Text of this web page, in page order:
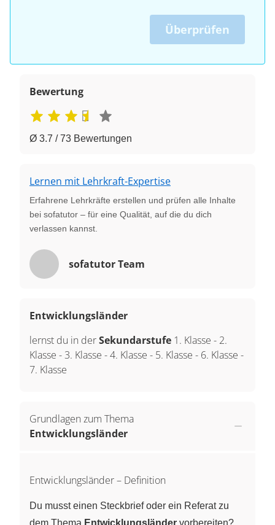
Überprüfen
Bewertung
Ø 3.7 / 73 Bewertungen
Lernen mit Lehrkraft-Expertise
Erfahrene Lehrkräfte erstellen und prüfen alle Inhalte
bei sofatutor – für eine Qualität, auf die du dich
verlassen kannst.
sofatutor Team
Entwicklungsländer
lernst du in derSekundarstufe 1. Klasse - 2.
Klasse - 3. Klasse -4. Klasse - 5. Klasse - 6. Klasse -
7. Klasse
Grundlagen zum Thema
Entwicklungsländer
Entwicklungsländer – Definition
Du musst einen Steckbrief oder ein Referat zu
dem Thema Entwicklungsländer vorbereiten?